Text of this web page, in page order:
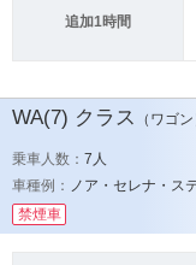
追加1時間
WA(7) クラス （ワゴン
乗車人数： 7人
車種例：
ノア・セレナ・ス
禁煙車